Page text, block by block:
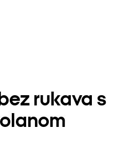
rukava s